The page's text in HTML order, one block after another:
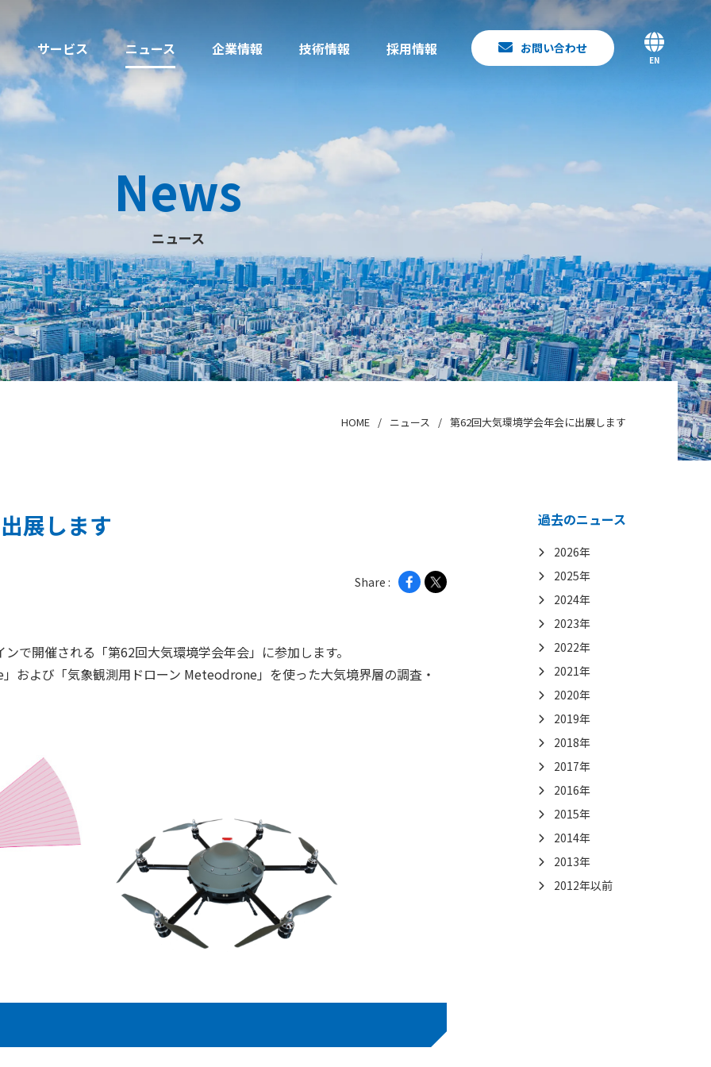
サービス ニュース 企業情報 技術情報 採用情報 お問い合わせ
EN
News
ニュース
HOME ニュース 第62回大気環境学会年会に出展します
展します
Share :
で開催される「第62回大気環境学会年会」に参加します。
および「気象観測用ドローン Meteodrone」を使った大気境界層の調査・
過去のニュース
2026年
2025年
2024年
2023年
2022年
2021年
2020年
2019年
2018年
2017年
2016年
2015年
2014年
2013年
2012年以前